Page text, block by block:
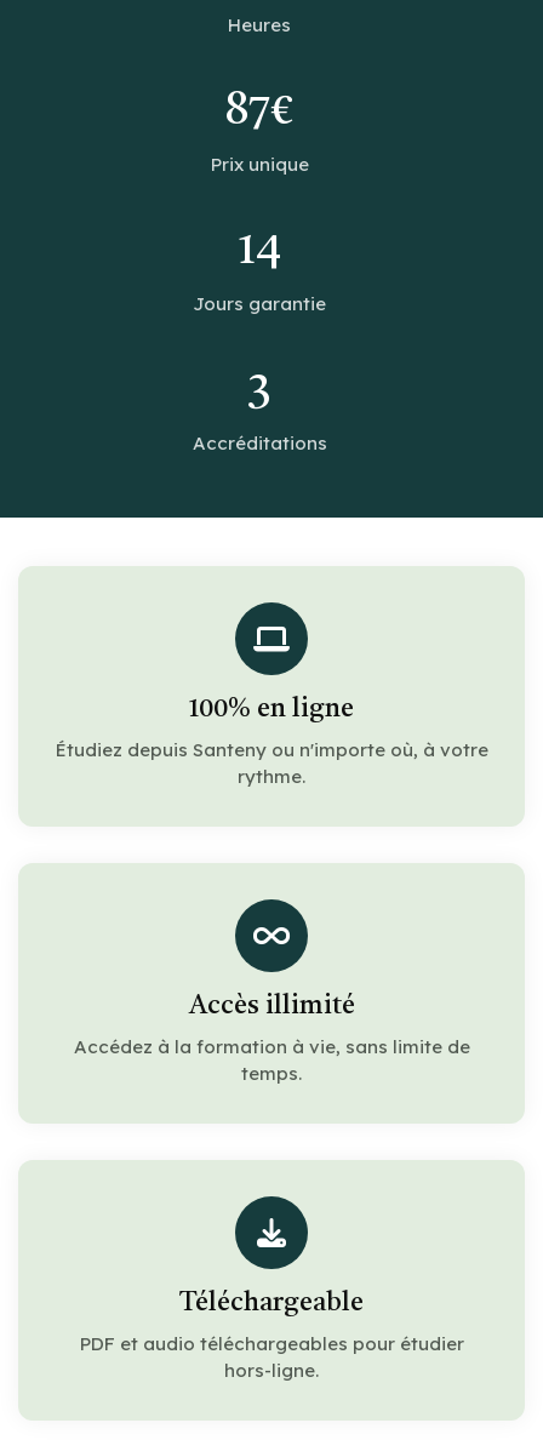
Heures
87€
Prix unique
14
Jours garantie
3
Accréditations
100% en ligne
Étudiez depuis Santeny ou n'importe où, à votre
rythme.
Accès illimité
Accédez à la formation à vie, sans limite de
temps.
Téléchargeable
PDF et audio téléchargeables pour étudier
hors-ligne.